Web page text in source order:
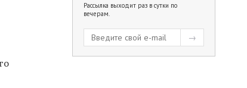
Рассылка выходит раз в сутки по
вечерам.